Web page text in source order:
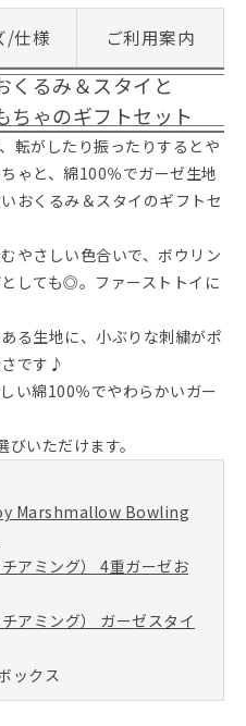
/仕様 ご利用案内
くるみ＆スタイと
ちゃのギフトセット
転がしたり振ったりするとや
ゃと、綿100％でガーゼ生地
おくるみ＆スタイのギフトセ
やさしい色合いで、ボウリン
しても◎。ファーストトイに
る生地に、小ぶりな刺繍がポ
です♪
い綿100％でやわらかいガー
いただけます。
Marshmallow Bowling
アミング） 4重ガーゼお
アミング） ガーゼスタイ
ックス